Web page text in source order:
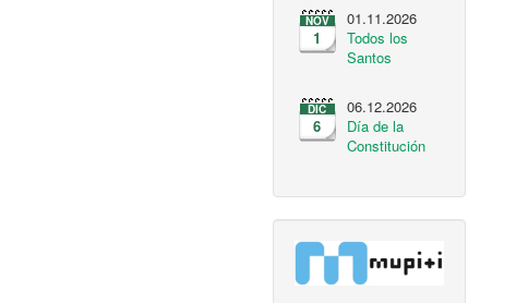
NOV
1
01.11.2026
Todos los
Santos
DIC
6
06.12.2026
Día de la
Constitución